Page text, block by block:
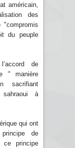
américain,
des
du peuple
de
" manière
sacrifiant
à
qui ont
de
ce principe